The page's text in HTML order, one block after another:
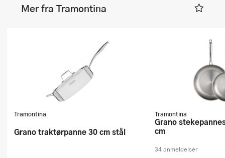
Mer fra Tramontina
Tramontina
Grano traktørpanne 30 cm stål
Tramontina
Grano stekepannesett 2 stk 25+30
cm
34 anmeldelser